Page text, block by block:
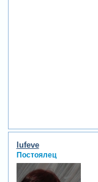
lufeve
Постоялец